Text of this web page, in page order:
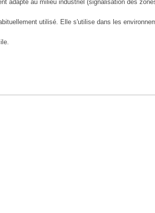
adapté au milieu industriel (signalisation des
utilisé. Elle s'utilise dans les